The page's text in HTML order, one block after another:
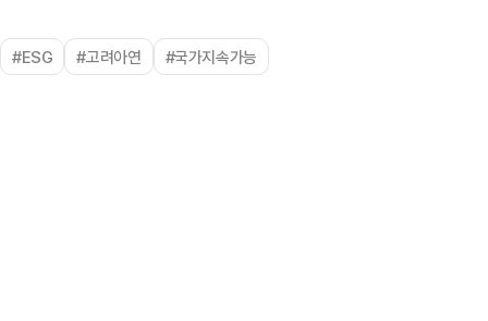
#ESG #고려아연 #국가지속가능